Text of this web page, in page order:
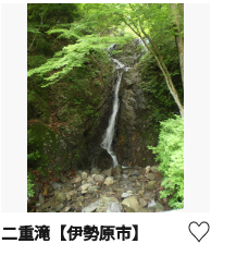
二重滝【伊勢原市】